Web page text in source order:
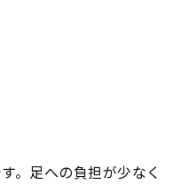
。足への負担が少なく